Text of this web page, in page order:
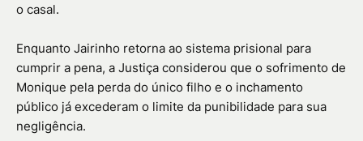
o casal.
Enquanto Jairinho retorna ao sistema prisional para
cumprir a pena, a Justiça considerou que o sofrimento de
Monique pela perda do único filho e o inchamento
público já excederam o limite da punibilidade para sua
negligência.